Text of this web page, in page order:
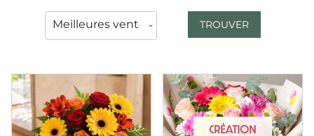
TROUVER